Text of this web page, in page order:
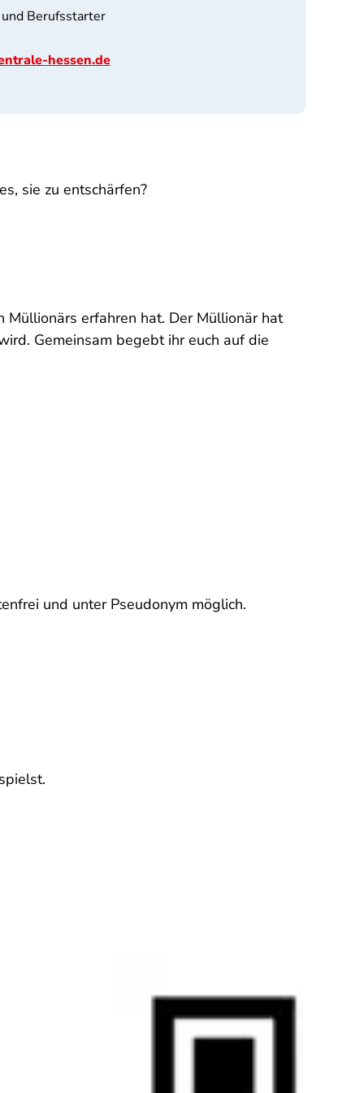
und Berufsstarter
hessen.de
sie zu entschärfen?
erfahren hat. Der Müllionär hat
Gemeinsam begebt ihr euch auf die
und unter Pseudonym möglich.